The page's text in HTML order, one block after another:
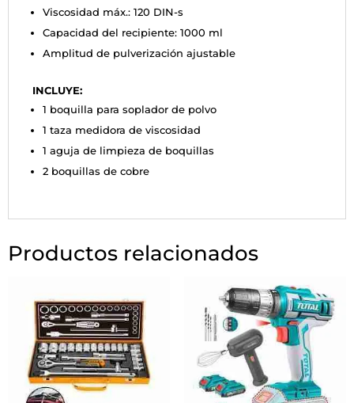
Viscosidad máx.: 120 DIN-s
Capacidad del recipiente: 1000 ml
Amplitud de pulverización ajustable
INCLUYE:
1 boquilla para soplador de polvo
1 taza medidora de viscosidad
1 aguja de limpieza de boquillas
2 boquillas de cobre
Productos relacionados